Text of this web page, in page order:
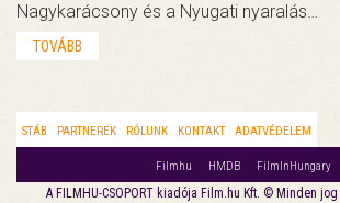
Nagykarácsony és a Nyugati nyaralás…
TOVÁBB
STÁB PARTNEREK RÓLUNK KONTAKT ADATVÉDELEM
Filmhu HMDB FilmInHungary
A FILMHU-CSOPORT kiadója Film.hu Kft. © Minden